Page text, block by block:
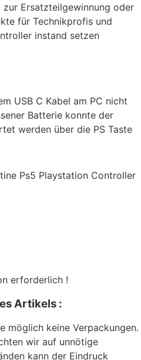
Ersatzteilgewinnung oder
für Technikprofis und
instand setzen
USB C Kabel am PC nicht
Batterie konnte der
werden über die PS Taste
Ps5 Playstation Controller
erforderlich !
Artikels :
möglich keine Verpackungen.
wir auf unnötige
kann der Eindruck